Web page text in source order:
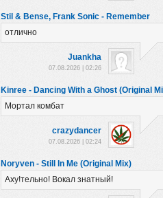
Stil & Bense, Frank Sonic - Remember
отлично
Juankha
07.08.2026 | 02:26
Kinree - Dancing With a Ghost (Original
Мортал комбат
crazydancer
07.08.2026 | 02:24
Noryven - Still In Me (Original Mix)
Аху!тельно! Вокал знатный!